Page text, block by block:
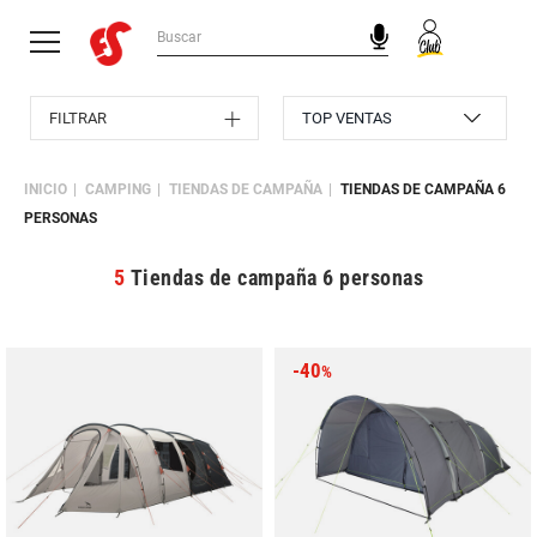
INICIO CAMPING TIENDAS DE CAMPAÑA
TIENDAS DE CAMPAÑA 6
PERSONAS
5 Tiendas de campaña 6 personas
-40%
FILTRAR